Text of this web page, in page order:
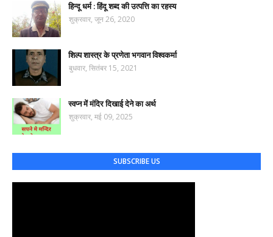
हिन्दू धर्म : हिंदू शब्द की उत्पत्ति का रहस्य
शुक्रवार, जून 26, 2020
शिल्प शास्त्र के प्रणेता भगवान विश्वकर्मा
बुधवार, सितंबर 15, 2021
स्वप्न में मंदिर दिखाई देने का अर्थ
शुक्रवार, मई 09, 2025
SUBSCRIBE US